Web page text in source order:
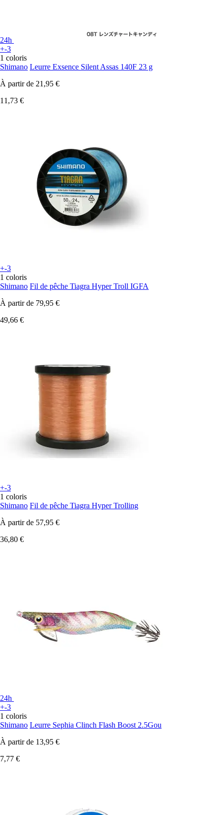
24h
+-3
1 coloris
Shimano Leurre Exsence Silent Assas 140F 23 g
À partir de 21,95 €
11,73 €
+-3
1 coloris
Shimano Fil de pêche Tiagra Hyper Troll IGFA
À partir de 79,95 €
49,66 €
+-3
1 coloris
Shimano Fil de pêche Tiagra Hyper Trolling
À partir de 57,95 €
36,80 €
24h
+-3
1 coloris
Shimano Leurre Sephia Clinch Flash Boost 2.5Gou
À partir de 13,95 €
7,77 €